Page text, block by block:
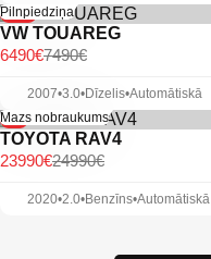
-13%
Pilnpiedziņa
VW TOUAREG
7490€
6490€
2007•3.0•Dīzelis•Automātiskā
-4%
Mazs nobraukums
TOYOTA RAV4
24990€
23990€
2020•2.0•Benzīns•Automātiskā